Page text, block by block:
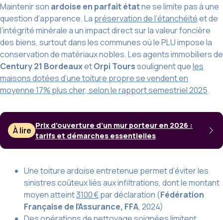
Maintenir son ardoise en parfait étatne se limite pas à une
question d’apparence. La préservation de l’étanchéitéet de
l’intégrité minérale a un impact direct sur la valeur foncière
des biens, surtout dans les communes où le PLU impose la
conservation de matériaux nobles. Les agents immobiliers de
Century 21 BordeauxetOrpi Tourssoulignent queles
maisons dotées d’une toiture propre se vendent en
moyenne 17% plus cher, selon le rapport semestriel 2025.
À lire Prix d’ouverture d’un mur porteur en 2026 :
tarifs et démarches essentielles
Une toiture ardoise entretenue permet d’éviter les
sinistres coûteux liés aux infiltrations, dont le montant
moyen atteint3100 €par déclaration (Fédération
Française de l’Assurance, FFA, 2024)